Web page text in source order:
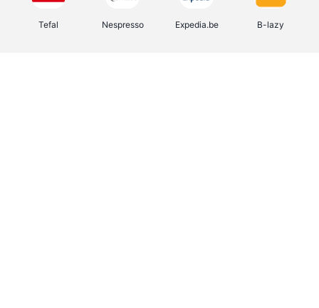
Tefal Nespresso Expedia.be B-lazy